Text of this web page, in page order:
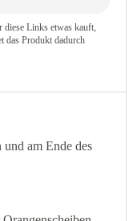
Links etwas kauft,
das Produkt dadurch
am Ende des